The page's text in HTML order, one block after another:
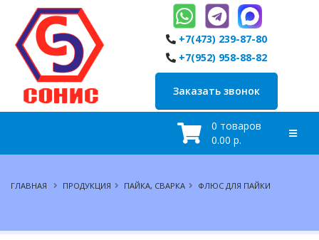
+7(473) 239-87-80
+7(952) 958-88-82
Заказать звонок
0 товаров
0.00 р.
ГЛАВНАЯ ПРОДУКЦИЯ ПАЙКА, СВАРКА ФЛЮС ДЛЯ ПАЙКИ